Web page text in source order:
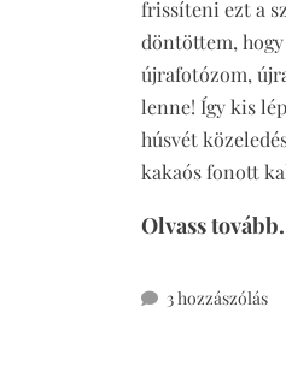
frissíteni ezt a
döntöttem,
újrafotózom,
lenne! Így kis
húsvét
kakaós fonott
Olvass
3 hozzászólás